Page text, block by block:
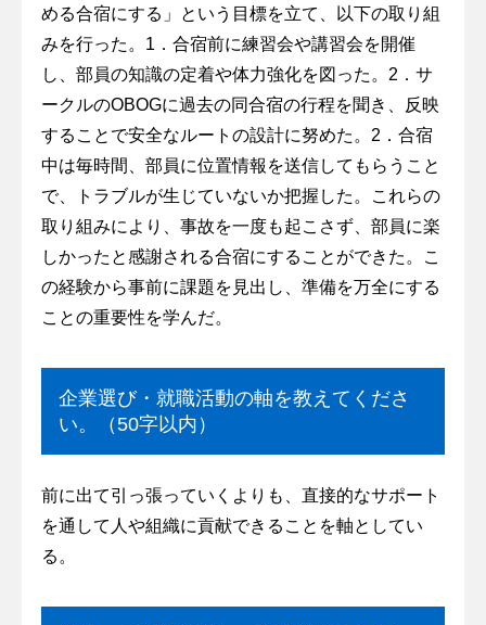
める合宿にする」という目標を立て、以下の取り組
みを行った。1．合宿前に練習会や講習会を開催
し、部員の知識の定着や体力強化を図った。2．サ
ークルのOBOGに過去の同合宿の行程を聞き、反映
することで安全なルートの設計に努めた。2．合宿
中は毎時間、部員に位置情報を送信してもらうこと
で、トラブルが生じていないか把握した。これらの
取り組みにより、事故を一度も起こさず、部員に楽
しかったと感謝される合宿にすることができた。こ
の経験から事前に課題を見出し、準備を万全にする
ことの重要性を学んだ。
企業選び・就職活動の軸を教えてくださ
い。（50字以内）
前に出て引っ張っていくよりも、直接的なサポート
を通して人や組織に貢献できることを軸としてい
る。